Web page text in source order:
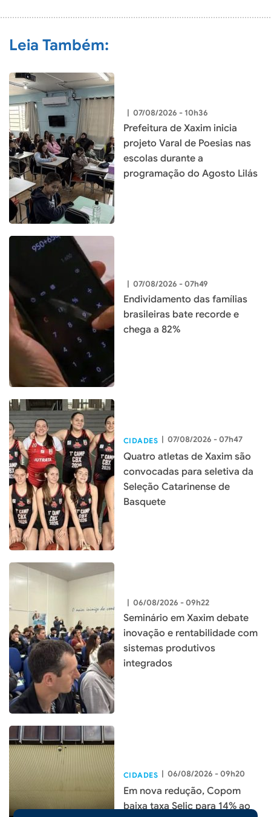
Leia Também:
| 07/08/2026 - 10h36
Prefeitura de Xaxim inicia
projeto Varal de Poesias nas
escolas durante a
programação do Agosto Lilás
| 07/08/2026 - 07h49
Endividamento das famílias
brasileiras bate recorde e
chega a 82%
CIDADES | 07/08/2026 - 07h47
Quatro atletas de Xaxim são
convocadas para seletiva da
Seleção Catarinense de
Basquete
| 06/08/2026 - 09h22
Seminário em Xaxim debate
inovação e rentabilidade com
sistemas produtivos
integrados
CIDADES | 06/08/2026 - 09h20
Em nova redução, Copom
baixa taxa Selic para 14% ao